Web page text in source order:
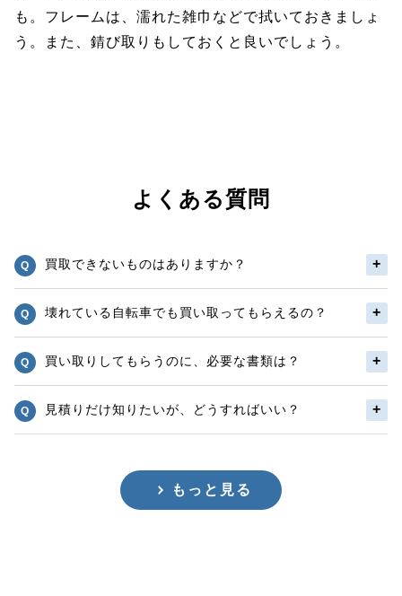
も。フレームは、濡れた雑巾などで拭いておきましょ
う。また、錆び取りもしておくと良いでしょう。
よくある質問
買取できないものはありますか？
壊れている自転車でも買い取ってもらえるの？
買い取りしてもらうのに、必要な書類は？
見積りだけ知りたいが、どうすればいい？
もっと見る